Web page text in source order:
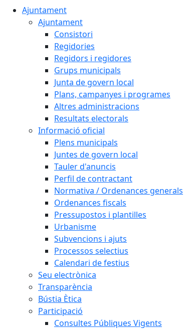
Ajuntament
Ajuntament
Consistori
Regidories
Regidors i regidores
Grups municipals
Junta de govern local
Plans, campanyes i programes
Altres administracions
Resultats electorals
Informació oficial
Plens municipals
Juntes de govern local
Tauler d'anuncis
Perfil de contractant
Normativa / Ordenances generals
Ordenances fiscals
Pressupostos i plantilles
Urbanisme
Subvencions i ajuts
Processos selectius
Calendari de festius
Seu electrònica
Transparència
Bústia Ètica
Participació
Consultes Públiques Vigents